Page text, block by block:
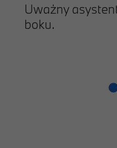
Uważny
boku.